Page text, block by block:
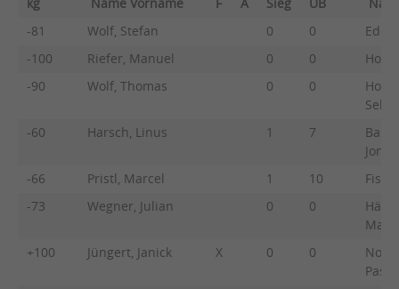
kg Name Vorname F A Sieg UB
-81
Wolf, Stefan 0 0
-100
Riefer, Manuel 0 0
-90
Wolf, Thomas 0 0
-60
Harsch, Linus 1 7
-66
Pristl, Marcel 1 10
-73
Wegner, Julian 0 0
+100
Jüngert, Janick X 0 0